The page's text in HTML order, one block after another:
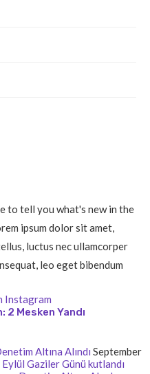
to tell you what's new in the
ipsum dolor sit amet,
luctus nec ullamcorper
leo eget bibendum
Instagram
2 Mesken Yandı
Altına Alındı September
Gaziler Günü kutlandı